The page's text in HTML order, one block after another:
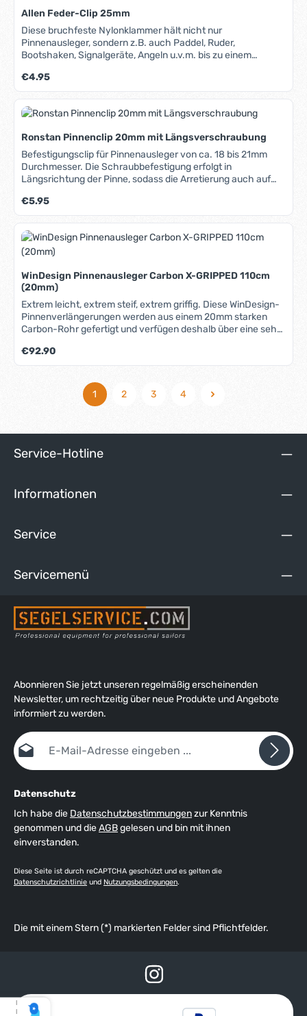
Allen Feder-Clip 25mm
Diese bruchfeste Nylonklammer hält nicht nur
Pinnenausleger, sondern z.B. auch Paddel, Ruder,
Bootshaken, Signalgeräte, Angeln u.v.m. bis zu einem
Regulärer Preis:
€4.95
Ronstan Pinnenclip 20mm mit Längsverschraubung
Befestigungsclip für Pinnenausleger von ca. 18 bis 21mm
Durchmesser. Die Schraubbefestigung erfolgt in
Längsrichtung der Pinne, sodass die Arretierung auch auf
und uv-beständigem Nylon.
Regulärer Preis:
€5.95
WinDesign Pinnenausleger Carbon X-GRIPPED 110cm
(20mm)
Extrem leicht, extrem steif, extrem griffig. Diese WinDesign-
Pinnenverlängerungen werden aus einem 20mm starken
Carbon-Rohr gefertigt und verfügen deshalb über eine sehr
Gewicht. Die X-Gripped genannte Griffummantelung ist
super-griffig, auch im nassen Zustand. Sie ist fast über der
gewährleistet ist. Am Ende befindet sich ein Knauf, der ein
Abrutschen verhindert und das Handling verbessert. Das
Werkzeug blitzschnell demontierbar.
Regulärer Preis:
€92.90
Seite
1
Seite
2
Seite
3
Seite
4
Service-Hotline
Informationen
Service
Servicemenü
Abonnieren Sie jetzt unseren regelmäßig erscheinenden
Newsletter, um rechtzeitig über neue Produkte und Angebote
informiert zu werden.
E-Mail-Adresse*
Datenschutz
Ich habe die Datenschutzbestimmungenzur Kenntnis
genommen und dieAGBgelesen und bin mit ihnen
einverstanden.
Diese Seite ist durch reCAPTCHA geschützt und es gelten die
Datenschutzrichtlinie und Nutzungsbedingungen.
Die mit einem Stern (*) markierten Felder sind Pflichtfelder.